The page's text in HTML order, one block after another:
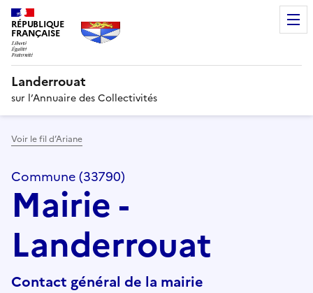
RÉPUBLIQUE
FRANÇAISE
Landerrouat
sur l’Annuaire des Collectivités
Voir le fil d’Ariane
Commune (33790)
Mairie -
Landerrouat
Contact général de la mairie